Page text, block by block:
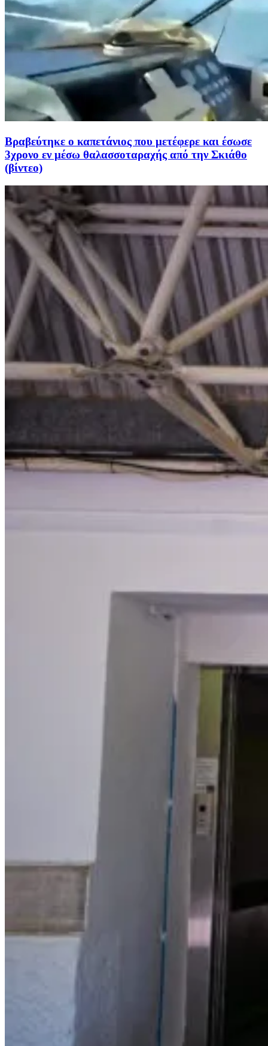
Βραβεύτηκε ο καπετάνιος που μετέφερε και έσωσε
3χρονο εν μέσω θαλασσοταραχής από την Σκιάθο
(βίντεο)